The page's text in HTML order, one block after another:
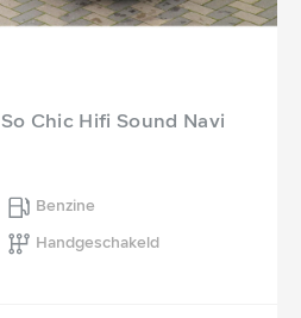
Chic Hifi Sound Navi
Benzine
Handgeschakeld